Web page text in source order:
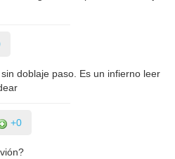
doblaje paso. Es un infierno leer
+0